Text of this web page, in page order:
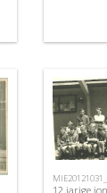
12 jarige